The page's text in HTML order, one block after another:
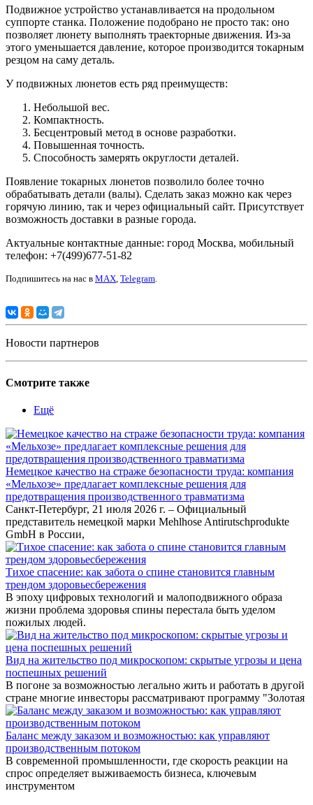
Подвижное устройство устанавливается на продольном
суппорте станка. Положение подобрано не просто так: оно
позволяет люнету выполнять траекторные движения. Из-за
этого уменьшается давление, которое производится токарным
резцом на саму деталь.
У подвижных люнетов есть ряд преимуществ:
Небольшой вес.
Компактность.
Бесцентровый метод в основе разработки.
Повышенная точность.
Способность замерять округлости деталей.
Появление токарных люнетов позволило более точно
обрабатывать детали (валы). Сделать заказ можно как через
горячую линию, так и через официальный сайт. Присутствует
возможность доставки в разные города.
Актуальные контактные данные: город Москва, мобильный
телефон: +7(499)677-51-82
Подпишитесь на нас в MAX Telegram
Новости партнеров
Смотрите также
Ещё
Немецкое качество на страже безопасности труда: компания
«Мельхозе» предлагает комплексные решения для
предотвращения производственного травматизма
Санкт-Петербург, 21 июля 2026 г. – Официальный
представитель немецкой марки Mehlhose Antirutschprodukte
GmbH в России,
Тихое спасение: как забота о спине становится главным
трендом здоровьесбережения
В эпоху цифровых технологий и малоподвижного образа
жизни проблема здоровья спины перестала быть уделом
пожилых людей.
Вид на жительство под микроскопом: скрытые угрозы и цена
поспешных решений
В погоне за возможностью легально жить и работать в другой
стране многие инвесторы рассматривают программу "Золотая
Баланс между заказом и возможностью: как управляют
производственным потоком
В современной промышленности, где скорость реакции на
спрос определяет выживаемость бизнеса, ключевым
инструментом